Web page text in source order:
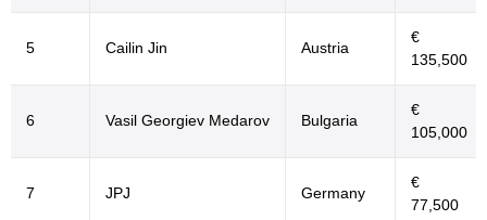
5 Cailin Jin Austria
€
135,500
6 Vasil Georgiev Medarov Bulgaria
€
105,000
7 JPJ Germany
€
77,500